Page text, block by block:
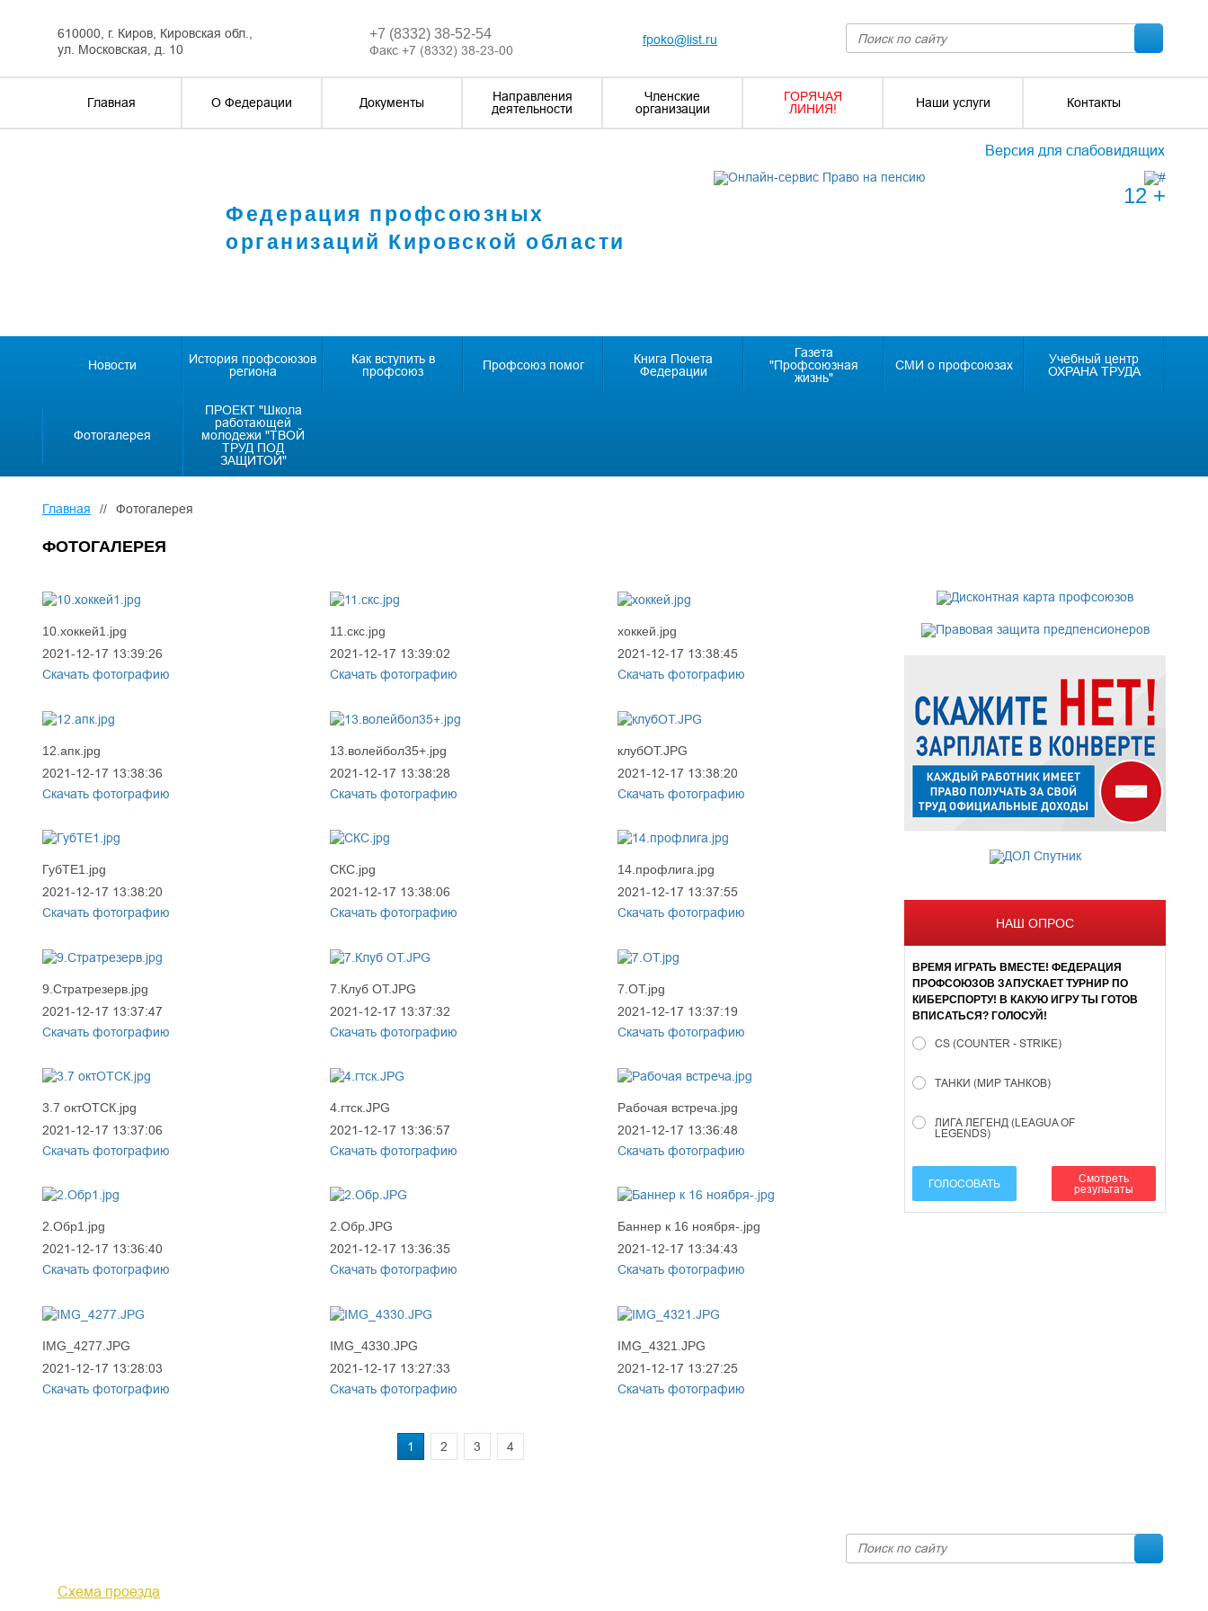
610000, г. Киров, Кировская обл.,
ул. Московская, д. 10
+7 (8332) 38-52-54
Факс +7 (8332) 38-23-00
fpoko@list.ru
Главная О Федерации Документы
Направления
деятельности
Членские
организации
ГОРЯЧАЯ
ЛИНИЯ!
Наши услуги Контакты
Версия для слабовидящих
Федерация профсоюзных
организаций Кировской области
12 +
Новости
История профсоюзов
региона
Как вступить в
профсоюз
Профсоюз помог
Книга Почета
Федерации
Газета
"Профсоюзная
жизнь"
СМИ о профсоюзах
Учебный центр
ОХРАНА ТРУДА
Фотогалерея
ПРОЕКТ "Школа
работающей
молодежи "ТВОЙ
ТРУД ПОД
ЗАЩИТОЙ"
Главная // Фотогалерея
ФОТОГАЛЕРЕЯ
10.хоккей1.jpg
2021-12-17 13:39:26
Скачать фотографию
11.скс.jpg
2021-12-17 13:39:02
Скачать фотографию
хоккей.jpg
2021-12-17 13:38:45
Скачать фотографию
12.апк.jpg
2021-12-17 13:38:36
Скачать фотографию
13.волейбол35+.jpg
2021-12-17 13:38:28
Скачать фотографию
клубОТ.JPG
2021-12-17 13:38:20
Скачать фотографию
ГубТЕ1.jpg
2021-12-17 13:38:20
Скачать фотографию
СКС.jpg
2021-12-17 13:38:06
Скачать фотографию
14.профлига.jpg
2021-12-17 13:37:55
Скачать фотографию
9.Стратрезерв.jpg
2021-12-17 13:37:47
Скачать фотографию
7.Клуб ОТ.JPG
2021-12-17 13:37:32
Скачать фотографию
7.ОТ.jpg
2021-12-17 13:37:19
Скачать фотографию
3.7 октОТСК.jpg
2021-12-17 13:37:06
Скачать фотографию
4.гтск.JPG
2021-12-17 13:36:57
Скачать фотографию
Рабочая встреча.jpg
2021-12-17 13:36:48
Скачать фотографию
2.Обр1.jpg
2021-12-17 13:36:40
Скачать фотографию
2.Обр.JPG
2021-12-17 13:36:35
Скачать фотографию
Баннер к 16 ноября-.jpg
2021-12-17 13:34:43
Скачать фотографию
IMG_4277.JPG
2021-12-17 13:28:03
Скачать фотографию
IMG_4330.JPG
2021-12-17 13:27:33
Скачать фотографию
IMG_4321.JPG
2021-12-17 13:27:25
Скачать фотографию
1 2 3 4
НАШ ОПРОС
ВРЕМЯ ИГРАТЬ ВМЕСТЕ! ФЕДЕРАЦИЯ
ПРОФСОЮЗОВ ЗАПУСКАЕТ ТУРНИР ПО
КИБЕРСПОРТУ! В КАКУЮ ИГРУ ТЫ ГОТОВ
ВПИСАТЬСЯ? ГОЛОСУЙ!
CS (COUNTER - STRIKE)
ТАНКИ (МИР ТАНКОВ)
ЛИГА ЛЕГЕНД (LEAGUA OF
LEGENDS)
ГОЛОСОВАТЬ
Смотреть
результаты
Схема проезда